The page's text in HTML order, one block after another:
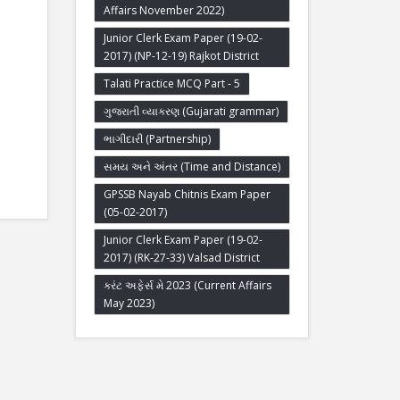
Affairs November 2022)
Junior Clerk Exam Paper (19-02-
2017) (NP-12-19) Rajkot District
Talati Practice MCQ Part - 5
ગુજરાતી વ્યાકરણ (Gujarati grammar)
ભાગીદારી (Partnership)
સમય અને અંતર (Time and Distance)
GPSSB Nayab Chitnis Exam Paper
(05-02-2017)
Junior Clerk Exam Paper (19-02-
2017) (RK-27-33) Valsad District
કરંટ અફેર્સ મે 2023 (Current Affairs
May 2023)